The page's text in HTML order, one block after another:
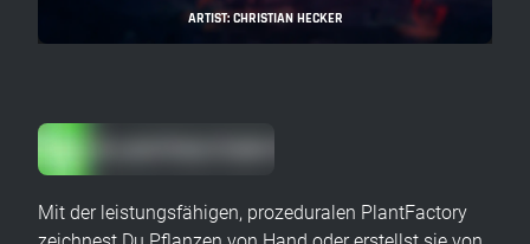
ARTIST: CHRISTIAN HECKER
Mit der leistungsfähigen, prozeduralen PlantFactory